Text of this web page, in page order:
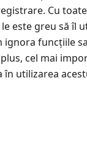
Cu
este greu să îl
ignora funcțiile
cel mai
utilizarea